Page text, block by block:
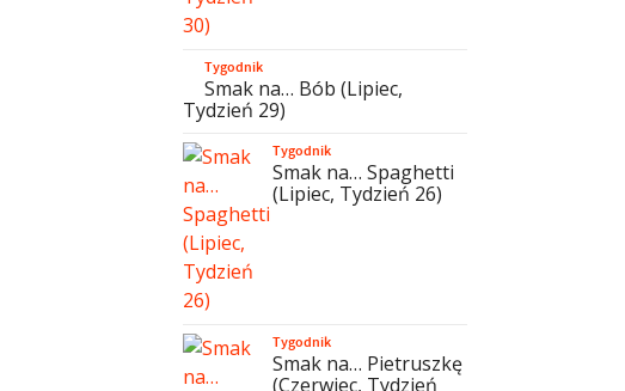
Tygodnik
Smak na… Bób (Lipiec,
Tydzień 29)
Tygodnik
Smak na… Spaghetti
(Lipiec, Tydzień 26)
Tygodnik
Smak na… Pietruszkę
(Czerwiec, Tydzień